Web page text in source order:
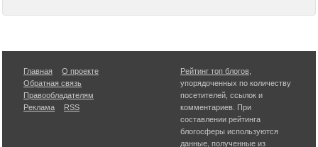
Главная
О проекте
Обратная связь
Правообладателям
Реклама
RSS
Рейтинг топ блогов
упорядоченных по количеству
посетителей, ссылок и
комментариев. При
составлении рейтинга
блогосферы используются
данные, полученные из